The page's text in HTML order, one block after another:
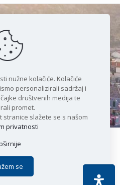
mora i
| Sva prava pridržana |
privatnosti
IT
nužne kolačiće. Kolačiće
personalizirali sadržaj i
društvenih medija te
promet.
stranice slažete se s našom
privatnosti
se